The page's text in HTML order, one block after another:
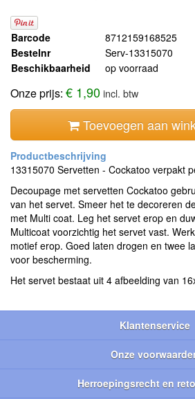
Barcode
8712159168525
Bestelnr
Serv-13315070
Beschikbaarheid
op voorraad
Onze prijs: € 1,90incl. btw
Toevoegen aan
13315070 Servetten - Cockatoo verpakt
Decoupage met servetten Cockatoo
van het servet. Smeer het te decoreren
met Multi coat. Leg het servet erop en
Multicoat voorzichtig het servet vast.
motief erop. Goed laten drogen en twee
voor bescherming.
Het servet bestaat uit 4 afbeelding van
Klantenservice
Onze
Herroepingsrecht en